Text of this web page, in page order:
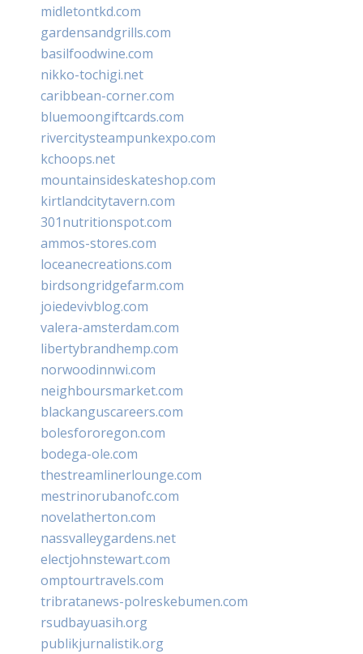
midletontkd.com
gardensandgrills.com
basilfoodwine.com
nikko-tochigi.net
caribbean-corner.com
bluemoongiftcards.com
rivercitysteampunkexpo.com
kchoops.net
mountainsideskateshop.com
kirtlandcitytavern.com
301nutritionspot.com
ammos-stores.com
loceanecreations.com
birdsongridgefarm.com
joiedevivblog.com
valera-amsterdam.com
libertybrandhemp.com
norwoodinnwi.com
neighboursmarket.com
blackanguscareers.com
bolesfororegon.com
bodega-ole.com
thestreamlinerlounge.com
mestrinorubanofc.com
novelatherton.com
nassvalleygardens.net
electjohnstewart.com
omptourtravels.com
tribratanews-polreskebumen.com
rsudbayuasih.org
publikjurnalistik.org